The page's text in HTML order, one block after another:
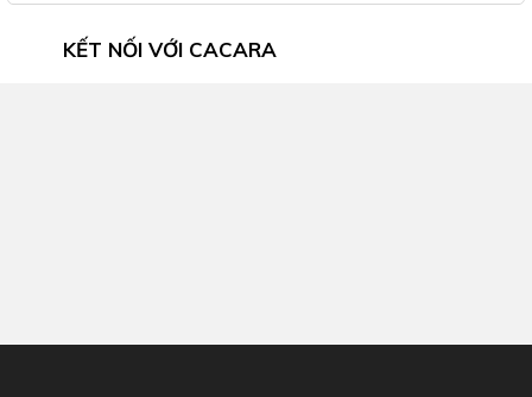
KẾT NỐI VỚI CACARA